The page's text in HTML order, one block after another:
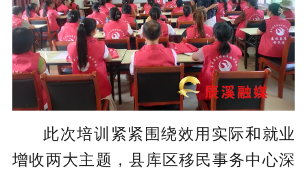
此次培训紧紧围绕效用实际和就业
增收两大主题，县库区移民事务中心深